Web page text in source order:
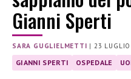
Gianni Sperti
SARA GUGLIELMETTI |23
GIANNI SPERTI OSPEDALE